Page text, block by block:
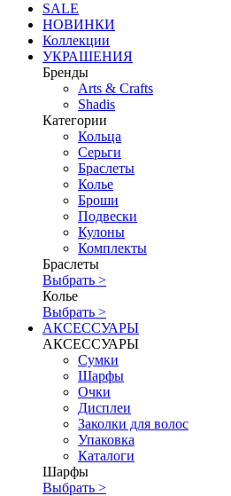
SALE
НОВИНКИ
Коллекции
УКРАШЕНИЯ
Бренды
Аrts & Сrafts
Shadis
Категории
Кольца
Серьги
Браслеты
Колье
Броши
Подвески
Кулоны
Комплекты
Браслеты
Выбрать >
Колье
Выбрать >
АКСЕССУАРЫ
АКСЕССУАРЫ
Сумки
Шарфы
Очки
Дисплеи
Заколки для волос
Упаковка
Каталоги
Шарфы
Выбрать >